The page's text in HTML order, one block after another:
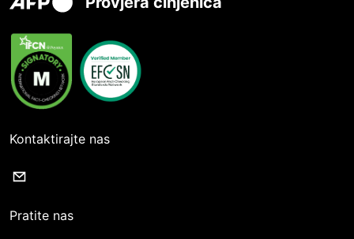
Kontaktirajte nas
Pratite nas